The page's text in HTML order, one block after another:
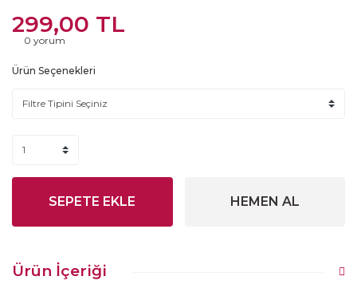
299,00 TL
0 yorum
Ürün Seçenekleri
SEPETE EKLE HEMEN AL
Ürün İçeriği